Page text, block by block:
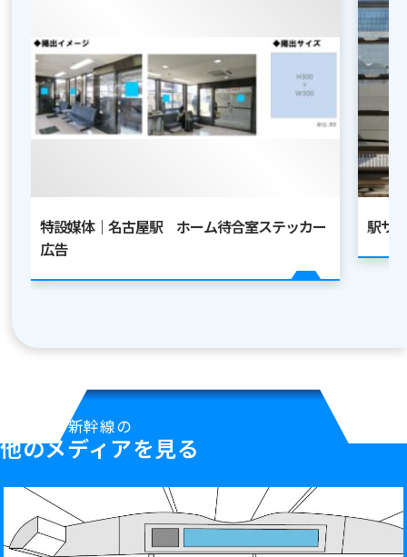
特設媒体｜名古屋駅 ホーム待合室ステッカー
広告
駅サ
新幹線の
他のメディアを見る